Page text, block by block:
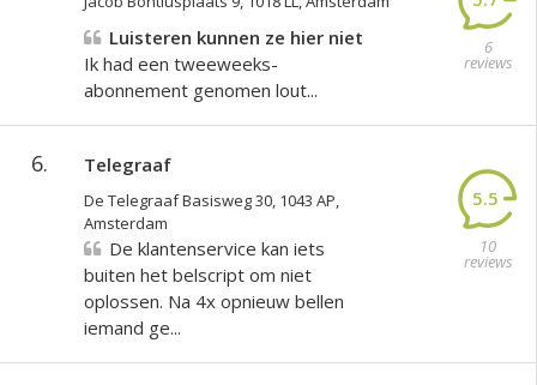
6
reviews
Luisteren kunnen ze hier niet
Ik had een tweeweeks-
abonnement genomen lout...
6. Telegraaf
De Telegraaf Basisweg 30, 1043 AP,
Amsterdam
5.5
10
reviews
De klantenservice kan iets
buiten het belscript om niet
oplossen. Na 4x opnieuw bellen
iemand ge...